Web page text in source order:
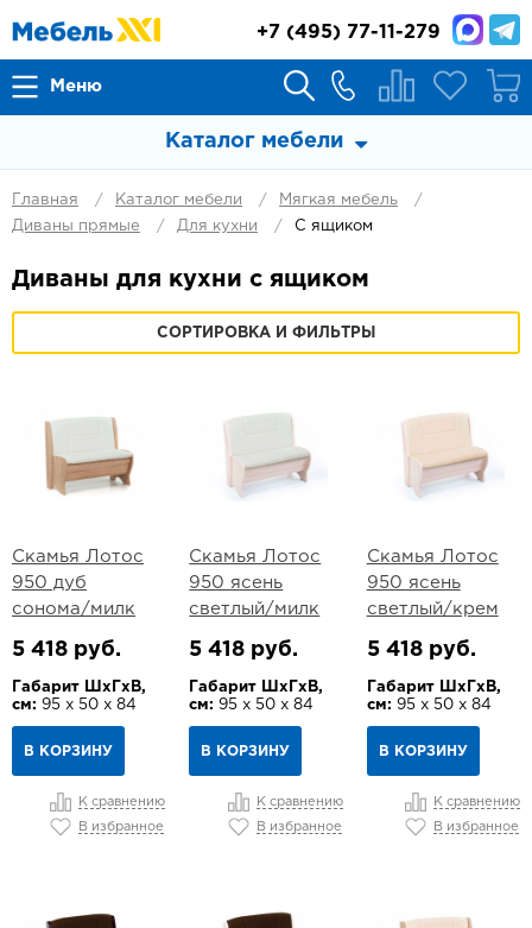
Меню
+7 (495) 77-11-279
Каталог мебели
Главная Каталог мебели
Мягкая мебель
Диваны прямые
Для кухни С ящиком
Диваны для кухни с ящиком
СОРТИРОВКА И ФИЛЬТРЫ
Скамья Лотос
950 дуб
сонома/милк
5 418 руб.
Габарит ШхГхВ,
см: 95 х 50 х 84
В КОРЗИНУ
К сравнению
В избранное
Скамья Лотос
950 ясень
светлый/милк
5 418 руб.
Габарит ШхГхВ,
см: 95 х 50 х 84
В КОРЗИНУ
К сравнению
В избранное
Скамья Лотос
950 ясень
светлый/крем
5 418 руб.
Габарит ШхГхВ,
см: 95 х 50 х 84
В КОРЗИНУ
К сравнению
В избранное